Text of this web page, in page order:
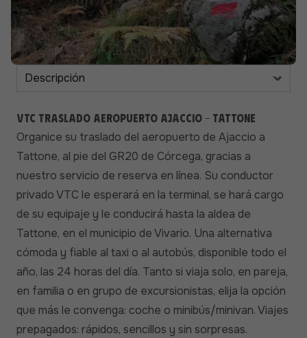
VTC traslado aeropuerto Ajaccio - Tattone
Organice su traslado del aeropuerto de Ajaccio a
Tattone, al pie del GR20 de Córcega, gracias a
nuestro servicio de reserva en línea. Su conductor
privado VTC le esperará en la terminal, se hará cargo
de su equipaje y le conducirá hasta la aldea de
Tattone, en el municipio de Vivario. Una alternativa
cómoda y fiable al taxi o al autobús, disponible todo el
año, las 24 horas del día. Tanto si viaja solo, en pareja,
en familia o en grupo de excursionistas, elija la opción
que más le convenga: coche o minibús/minivan. Viajes
prepagados: rápidos, sencillos y sin sorpresas.